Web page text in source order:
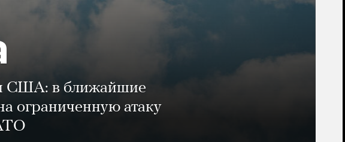
США: в ближайшие
ограниченную атаку